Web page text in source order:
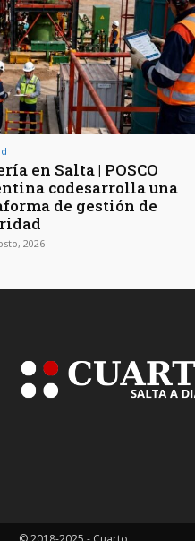
en Salta | POSCO
codesarrolla una
de gestión de
2026